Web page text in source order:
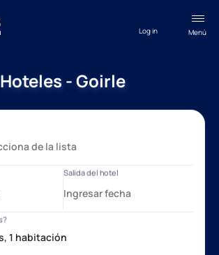
Menú
Log in
Hoteles - Goirle